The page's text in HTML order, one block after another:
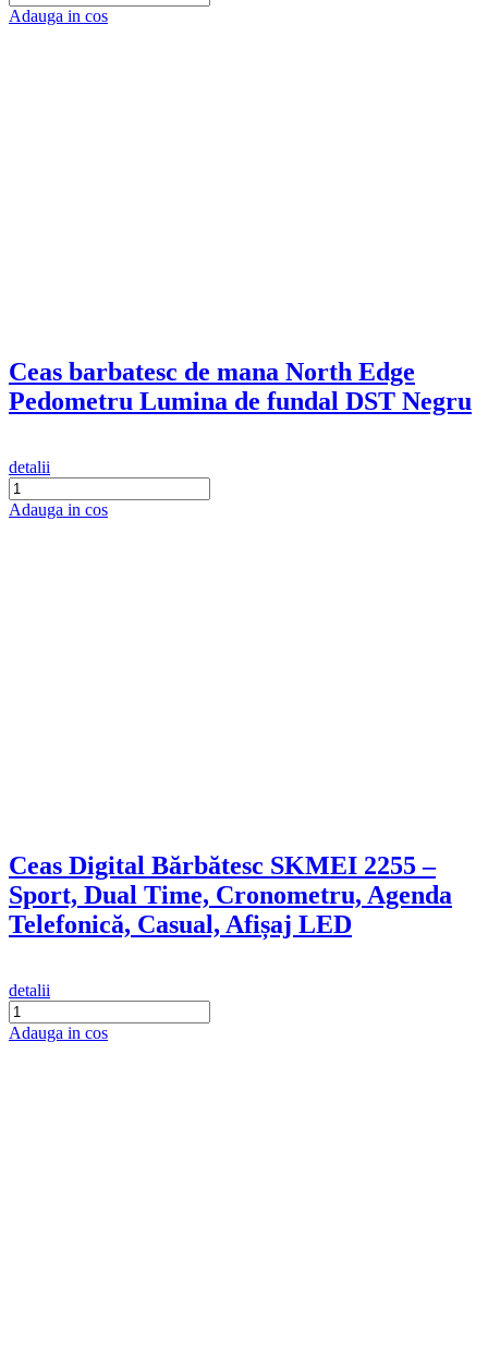
Adauga in cos
Ceas barbatesc de mana North Edge
Pedometru Lumina de fundal DST Negru
detalii
Adauga in cos
Ceas Digital Bărbătesc SKMEI 2255 –
Sport, Dual Time, Cronometru, Agenda
Telefonică, Casual, Afișaj LED
detalii
Adauga in cos